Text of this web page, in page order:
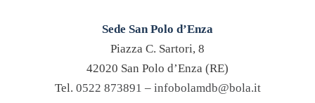
Sede San Polo d’Enza
Piazza C. Sartori, 8
42020 San Polo d’Enza (RE)
Tel. 0522 873891 – infobolamdb@bola.it